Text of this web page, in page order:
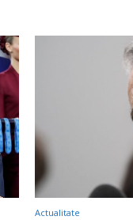
Actualitate